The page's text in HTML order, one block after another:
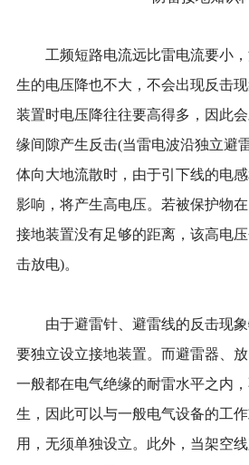
工频短路电流远比雷电流要小，
生的电压降也不大，不会出现反击
装置时电压降往往要高得多，因此
缘间隙产生反击(当雷电波沿独立避
体向大地流散时，由于引下线的电
影响，将产生高电压。若被保护物
接地装置没有足够的距离，该高电
击放电)。
由于避雷针、避雷线的反击现象
要独立设立接地装置。而避雷器、
一般都在电气绝缘的耐雷水平之内
生，因此可以与一般电气设备的工
用，无须单独设立。此外，当架空